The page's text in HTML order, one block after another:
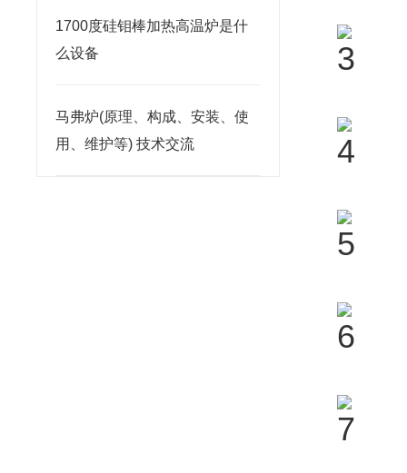
1700度硅钼棒加热高温炉是什
么设备
马弗炉(原理、构成、安装、使
用、维护等) 技术交流